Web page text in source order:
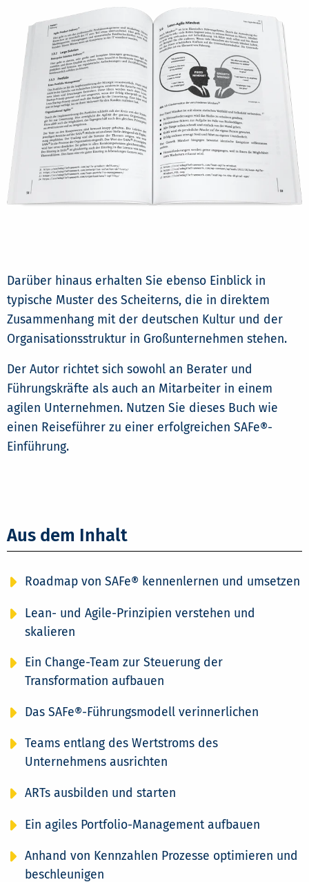
Darüber hinaus erhalten Sie ebenso Einblick in
typische Muster des Scheiterns, die in direktem
Zusammenhang mit der deutschen Kultur und der
Organisationsstruktur in Großunternehmen stehen.
Der Autor richtet sich sowohl an Berater und
Führungskräfte als auch an Mitarbeiter in einem
agilen Unternehmen. Nutzen Sie dieses Buch wie
einen Reiseführer zu einer erfolgreichen SAFe®-
Einführung.
Aus dem Inhalt
Roadmap von SAFe® kennenlernen und umsetzen
Lean- und Agile-Prinzipien verstehen und
skalieren
Ein Change-Team zur Steuerung der
Transformation aufbauen
Das SAFe®-Führungsmodell verinnerlichen
Teams entlang des Wertstroms des
Unternehmens ausrichten
ARTs ausbilden und starten
Ein agiles Portfolio-Management aufbauen
Anhand von Kennzahlen Prozesse optimieren und
beschleunigen